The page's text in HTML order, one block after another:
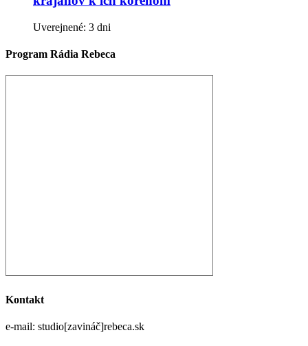
Uverejnené: 3 dni
Program Rádia Rebeca
Kontakt
e-mail: studio[zavináč]rebeca.sk